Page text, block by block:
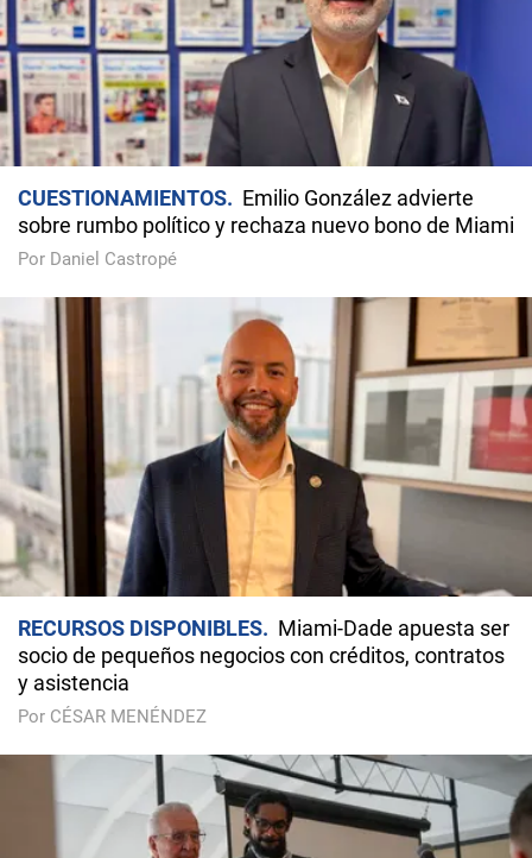
CUESTIONAMIENTOS
Emilio González advierte
sobre rumbo político y rechaza nuevo bono de Miami
Por Daniel Castropé
RECURSOS DISPONIBLES
Miami-Dade apuesta ser
socio de pequeños negocios con créditos, contratos
y asistencia
Por CÉSAR MENÉNDEZ